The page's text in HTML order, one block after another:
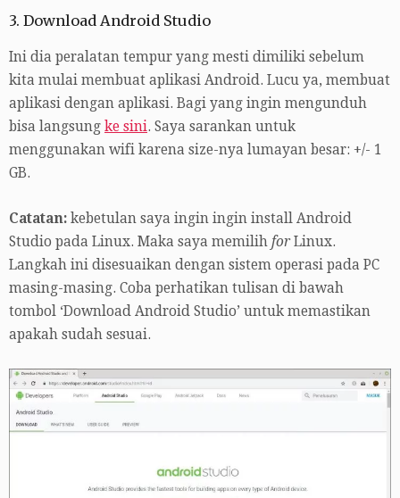
3. Download Android Studio
Ini dia peralatan tempur yang mesti dimiliki sebelum
kita mulai membuat aplikasi Android. Lucu ya, membuat
aplikasi dengan aplikasi. Bagi yang ingin mengunduh
bisa langsung ke sini. Saya sarankan untuk
menggunakan wifi karena size-nya lumayan besar: +/- 1
GB.
Catatan: kebetulan saya ingin ingin install Android
Studio pada Linux. Maka saya memilih forLinux.
Langkah ini disesuaikan dengan sistem operasi pada PC
masing-masing. Coba perhatikan tulisan di bawah
tombol ‘Download Android Studio’ untuk memastikan
apakah sudah sesuai.